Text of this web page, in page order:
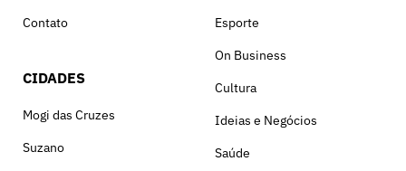
Contato
CIDADES
Mogi das Cruzes
Suzano
Esporte
On Business
Cultura
Ideias e Negócios
Saúde